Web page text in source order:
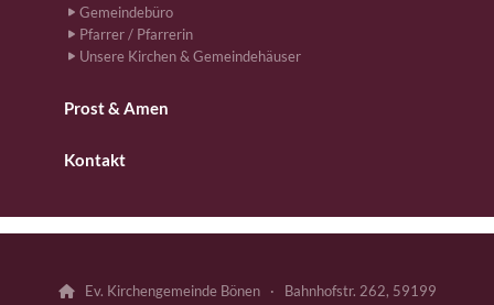
Gemeindebüro
Pfarrer / Pfarrerin
Unsere Kirchen & Gemeindehäuser
Prost & Amen
Kontakt
Ev. Kirchengemeinde Bönen · Bahnhofstr. 262, 59199